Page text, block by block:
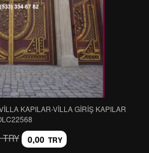
KAPILAR-VİLLA GİRİŞ KAPILAR
TRY 0,00 TRY